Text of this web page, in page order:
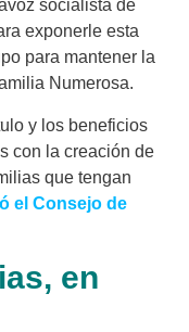
socialista de
exponerle esta
para mantener la
Numerosa.
y los beneficios
con la creación de
que tengan
el Consejo de
en